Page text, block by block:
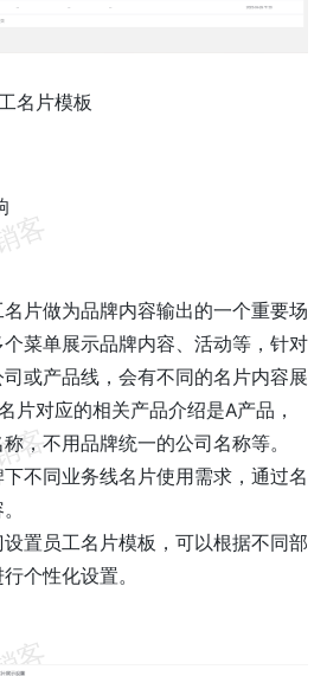
名片模板
片做为品牌内容输出的一个重要场
菜单展示品牌内容、活动等，针对
或产品线，会有不同的名片内容展
片对应的相关产品介绍是A产品，
，不用品牌统一的公司名称等。
不同业务线名片使用需求，通过名
置员工名片模板，可以根据不同部
个性化设置。